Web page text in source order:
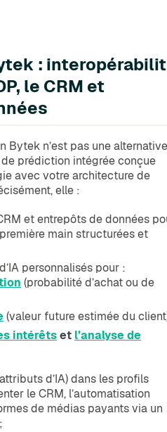
:
le CRM et
Bytek n’est pas une
de prédiction intégrée conçue
avec votre architecture de
elle :
et entrepôts de données
main structurées et
personnalisés pour :
(probabilité d’achat ou de
(valeur future estimée du
intérêtset l’analyse de
d’IA) dans les profils
le CRM, l’automatisation
de médias payants via un